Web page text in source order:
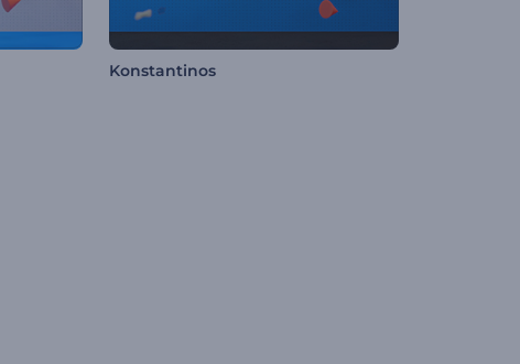
Konstantinos